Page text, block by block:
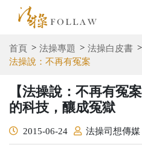
首頁 法操專題 法操白皮書
法操說：不再有冤案
【法操說：不再有冤
的科技，釀成冤獄
2015-06-24 法操司想傳媒